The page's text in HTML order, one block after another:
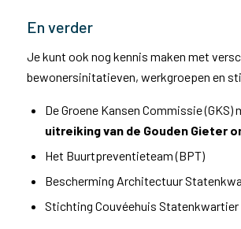
En verder
Je kunt ook nog kennis maken met
bewonersinitatieven, werkgroepen en
De Groene Kansen Commissie (GKS)
uitreiking van de Gouden Gieter
Het Buurtpreventieteam (BPT)
Bescherming Architectuur
Stichting Couvéehuis Statenkwartier